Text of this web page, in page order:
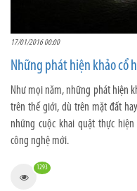
17/01/2016 00:00
Những phát hiện khảo cổ
Như mọi năm, những phát hiện
trên thế giới, dù trên mặt đất
những cuộc khai quật thực
công nghệ mới.
1293